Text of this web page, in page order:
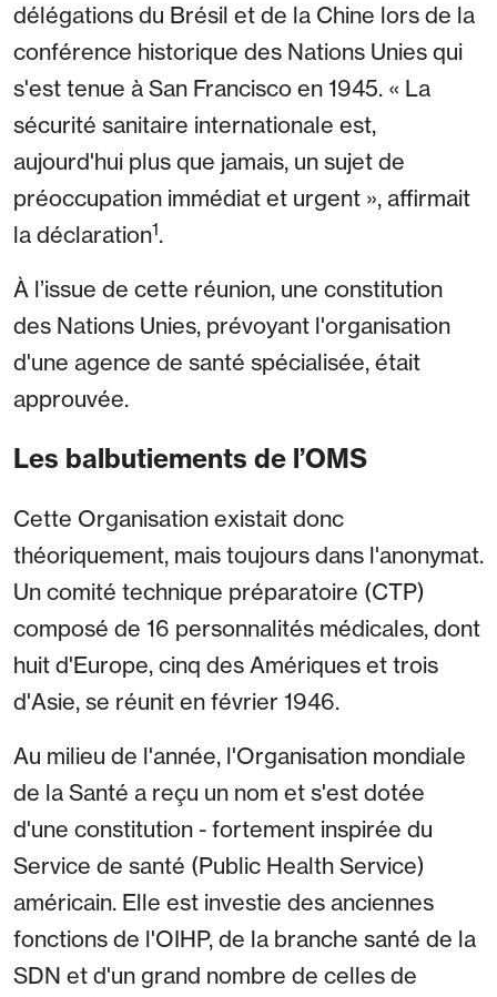
délégations du Brésil et de la Chine lors de la
conférence historique des Nations Unies qui
s'est tenue à San Francisco en 1945. « La
sécurité sanitaire internationale est,
aujourd'hui plus que jamais, un sujet de
préoccupation immédiat et urgent », affirmait
la déclaration1.
À l’issue de cette réunion, une constitution
des Nations Unies, prévoyant l'organisation
d'une agence de santé spécialisée, était
approuvée.
Les balbutiements de l’OMS
Cette Organisation existait donc
théoriquement, mais toujours dans l'anonymat.
Un comité technique préparatoire (CTP)
composé de 16 personnalités médicales, dont
huit d'Europe, cinq des Amériques et trois
d'Asie, se réunit en février 1946.
Au milieu de l'année, l'Organisation mondiale
de la Santé a reçu un nom et s'est dotée
d'une constitution - fortement inspirée du
Service de santé (Public Health Service)
américain. Elle est investie des anciennes
fonctions de l'OIHP, de la branche santé de la
SDN et d'un grand nombre de celles de